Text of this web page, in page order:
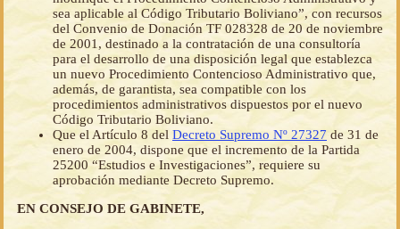
sea aplicable al Código Tributario Boliviano”, con recursos
del Convenio de Donación TF 028328 de 20 de noviembre
de 2001, destinado a la contratación de una consultoría
para el desarrollo de una disposición legal que establezca
un nuevo Procedimiento Contencioso Administrativo que,
además, de garantista, sea compatible con los
procedimientos administrativos dispuestos por el nuevo
Código Tributario Boliviano.
Que el Artículo 8 del Decreto Supremo Nº 27327 de 31 de
enero de 2004, dispone que el incremento de la Partida
25200 “Estudios e Investigaciones”, requiere su
aprobación mediante Decreto Supremo.
EN CONSEJO DE GABINETE,